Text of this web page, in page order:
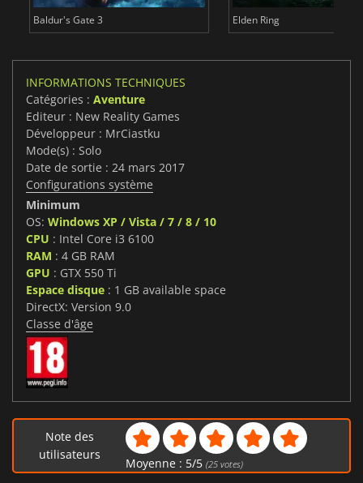
Baldur's Gate 3 Elden Ring
INFORMATIONS TECHNIQUES
Catégories : Aventure
Editeur : New Reality Games
Développeur : MrCiastku
Mode(s) : Solo
Date de sortie : 24 mars 2017
Configurations système
Minimum
OS: Windows XP / Vista / 7 / 8 / 10
CPU : Intel Core i3 6100
RAM : 4 GB RAM
GPU : GTX 550 Ti
Espace disque : 1 GB available space
DirectX: Version 9.0
Classe d'âge
Note des
utilisateurs
Moyenne : 5/5 (25votes)